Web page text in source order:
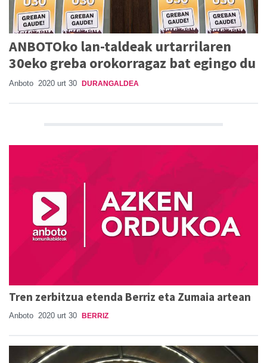
ANBOTOko lan-taldeak urtarrilaren
30eko greba orokorragaz bat egingo du
Anboto 2020 urt 30 DURANGALDEA
Tren zerbitzua etenda Berriz eta Zumaia artean
Anboto 2020 urt 30 BERRIZ